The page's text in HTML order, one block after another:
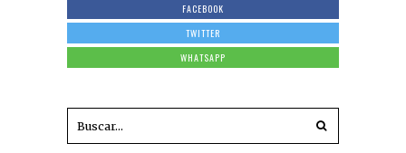
FACEBOOK
TWITTER
WHATSAPP